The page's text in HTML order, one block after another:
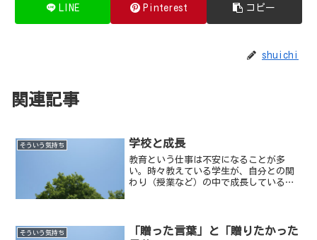
LINE Pinterest コピー
shuichi
関連記事
そういう気持ち 学校と成長
教育という仕事は不安になることが多
い。時々教えている学生が、自分との関
わり（授業など）の中で成長しているの
そういう気持ち
「贈った言葉」と「贈りたかった